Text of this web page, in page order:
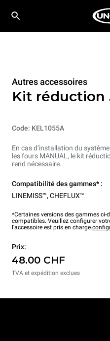
Autres accessoires
Kit réduction
Code: KEL1055A
En cas d’installation du
les fours MANUAL, le kit
rend nécessaire.
Compatibilité des gammes* :
LINEMISS™, CHEFLUX™
*Certaines versions des gammes ci-
compatibles. Veuillez configurer
l'accessoire est pris en charge.
Prix:
48.00 CHF
TVA et expédition exclues